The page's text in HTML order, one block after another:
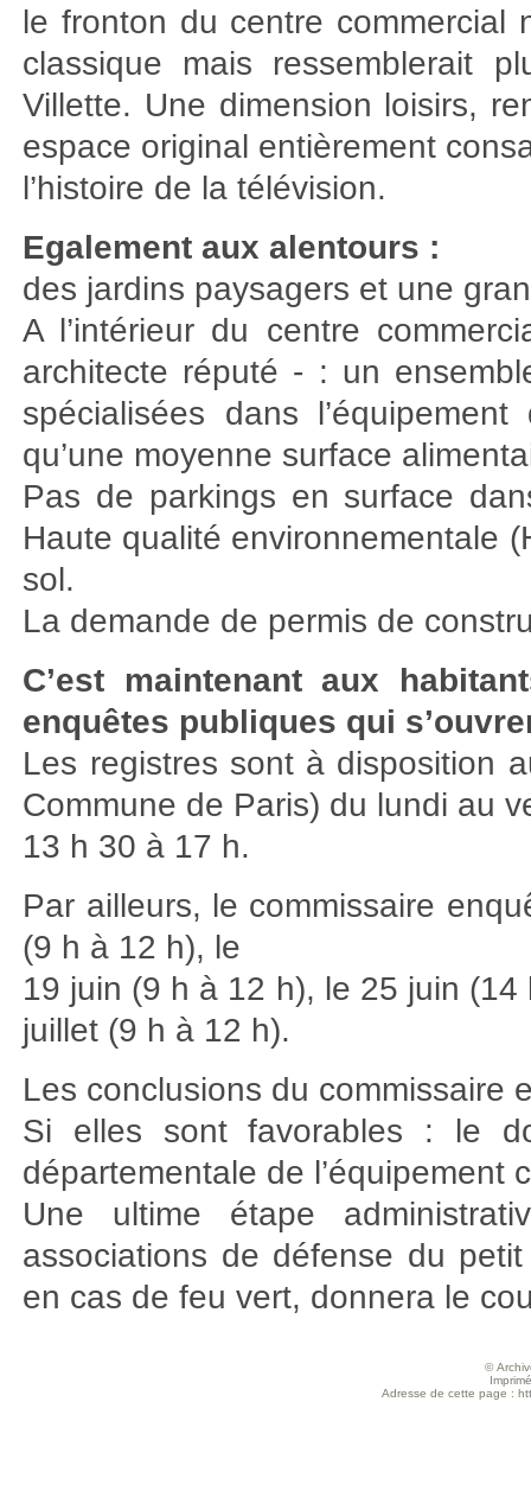
le fronton du centre commercial
classique mais ressemblerait
Villette. Une dimension loisirs,
espace original entièrement
l’histoire de la télévision.
Egalement aux alentours :
des jardins paysagers et une
A l’intérieur du centre
architecte réputé - : un
spécialisées dans
qu’une moyenne surface
Pas de parkings en surface
Haute qualité environnementale
sol.
La demande de permis de
C’est maintenant aux
enquêtes publiques qui
Les registres sont à disposition
Commune de Paris) du lundi au
13 h 30 à 17 h.
Par ailleurs, le commissaire
(9 h à 12 h), le
19 juin (9 h à 12 h), le 25 juin
juillet (9 h à 12 h).
Les conclusions du commissaire
Si elles sont favorables : le
départementale de l’équipement
Une ultime étape
associations de défense du
en cas de feu vert, donnera le
©
Adresse de cette page :